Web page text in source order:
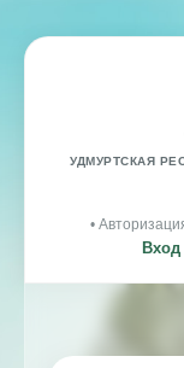
УДМУРТСКАЯ
•
Вход